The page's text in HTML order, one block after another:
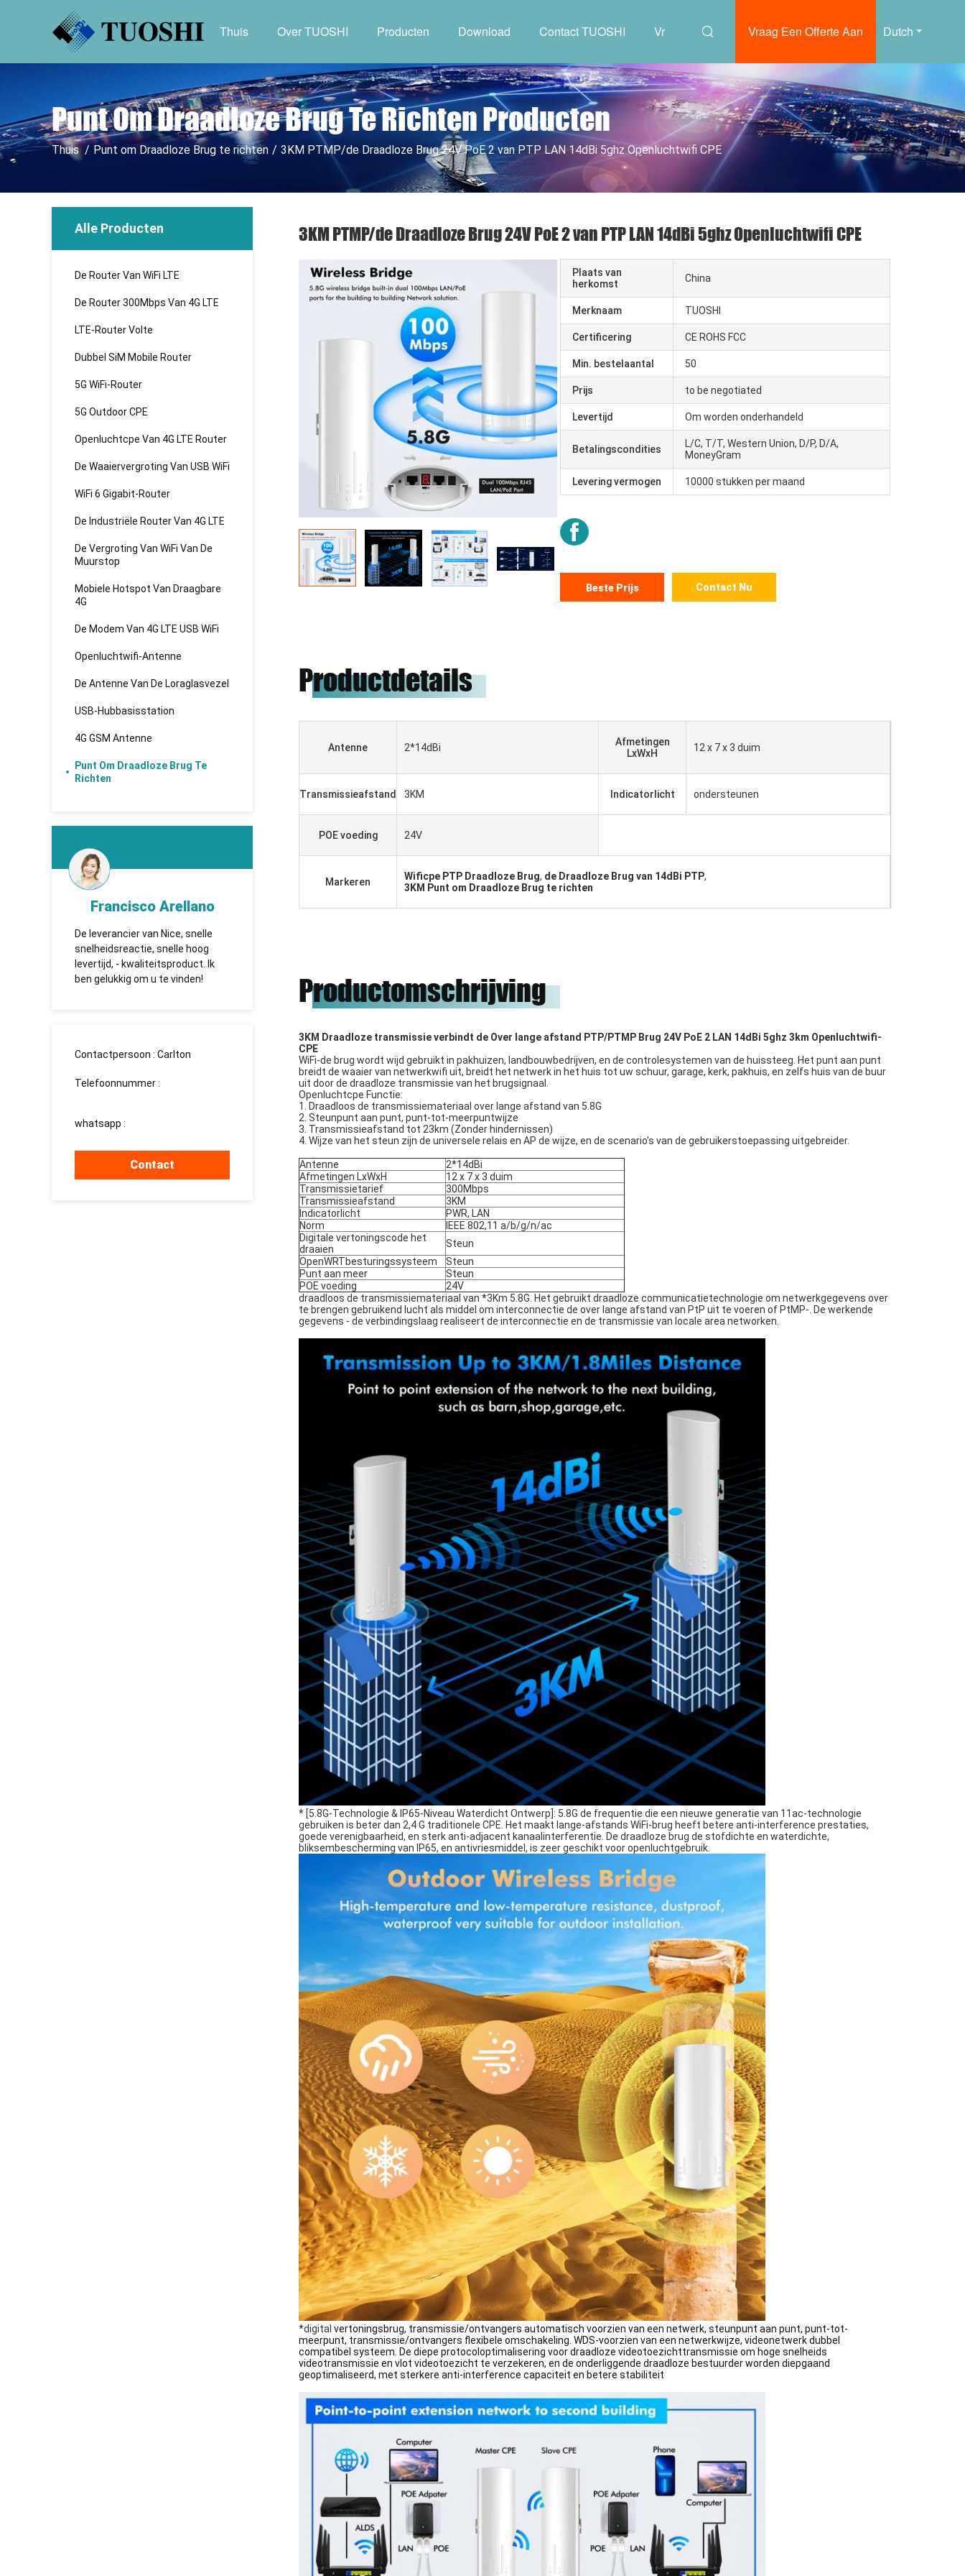
Dutch
Vraag Een Offerte Aan
Thuis Over TUOSHI Producten Download Contact TUOSHI Vr
Punt Om Draadloze Brug Te Richten Producten
Thuis / Punt om Draadloze Brug te richten / 3KM PTMP/de Draadloze Brug 24V PoE 2 van PTP LAN 14dBi 5ghz Openluchtwifi CPE
Alle Producten
De Router Van WiFi LTE
De Router 300Mbps Van 4G LTE
LTE-Router Volte
Dubbel SiM Mobile Router
5G WiFi-Router
5G Outdoor CPE
Openluchtcpe Van 4G LTE Router
De Waaiervergroting Van USB WiFi
WiFi 6 Gigabit-Router
De Industriële Router Van 4G LTE
De Vergroting Van WiFi Van De
Muurstop
Mobiele Hotspot Van Draagbare
4G
De Modem Van 4G LTE USB WiFi
Openluchtwifi-Antenne
De Antenne Van De Loraglasvezel
USB-Hubbasisstation
4G GSM Antenne
Punt Om Draadloze Brug Te
Richten
KHADBAATAR
TUOSHI - надежная компания,
которая впервые установила
сотрудничество и имеет
долгосрочное сотрудничество.
Gabriel Haddad
onze eer zijn om met hen te
werken.
Contactpersoon : Carlton
Telefoonnummer :
whatsapp :
Contact
3KM PTMP/de Draadloze Brug 24V PoE 2 van PTP LAN 14dBi 5ghz Openluchtwifi CPE
Plaats van
herkomst
China
Merknaam TUOSHI
Certificering CE ROHS FCC
Min. bestelaantal 50
Prijs to be negotiated
Levertijd Om worden onderhandeld
Betalingscondities
L/C, T/T, Western Union, D/P, D/A,
MoneyGram
Levering vermogen 10000 stukken per maand
Beste Prijs Contact Nu
Productdetails
Antenne 2*14dBi
Afmetingen
LxWxH
12 x 7 x 3 duim
Transmissieafstand 3KM Indicatorlicht ondersteunen
POE voeding 24V
Markeren Wificpe PTP Draadloze Brug, de Draadloze Brug van 14dBi PTP,
3KM Punt om Draadloze Brug te richten
Productomschrijving
3KM Draadloze transmissie verbindt de Over lange afstand PTP/PTMP Brug 24V PoE 2 LAN 14dBi 5ghz 3km Openluchtwifi-
CPE
WiFi-de brug wordt wijd gebruikt in pakhuizen, landbouwbedrijven, en de controlesystemen van de huissteeg. Het punt aan punt
breidt de waaier van netwerkwifi uit, breidt het netwerk in het huis tot uw schuur, garage, kerk, pakhuis, en zelfs huis van de buur
uit door de draadloze transmissie van het brugsignaal.
Openluchtcpe Functie:
1. Draadloos de transmissiemateriaal over lange afstand van 5.8G
2. Steunpunt aan punt, punt-tot-meerpuntwijze
3. Transmissieafstand tot 23km (Zonder hindernissen)
4. Wijze van het steun zijn de universele relais en AP de wijze, en de scenario's van de gebruikerstoepassing uitgebreider.
Antenne
2*14dBi
Afmetingen LxWxH
12 x 7 x 3 duim
Transmissietarief
300Mbps
Transmissieafstand
3KM
Indicatorlicht
PWR, LAN
Norm
IEEE 802,11 a/b/g/n/ac
Digitale vertoningscode het
draaien
Steun
OpenWRTbesturingssysteem
Steun
Punt aan meer
Steun
POE voeding
24V
draadloos de transmissiemateriaal van *3Km 5.8G. Het gebruikt draadloze communicatietechnologie om netwerkgegevens over
te brengen gebruikend lucht als middel om interconnectie de over lange afstand van PtP uit te voeren of PtMP-. De werkende
gegevens - de verbindingslaag realiseert de interconnectie en de transmissie van locale area networken.
* [5.8G-Technologie & IP65-Niveau Waterdicht Ontwerp]: 5.8G de frequentie die een nieuwe generatie van 11ac-technologie
gebruiken is beter dan 2,4 G traditionele CPE. Het maakt lange-afstands WiFi-brug heeft betere anti-interference prestaties,
goede verenigbaarheid, en sterk anti-adjacent kanaalinterferentie. De draadloze brug de stofdichte en waterdichte,
bliksembescherming van IP65, en antivriesmiddel, is zeer geschikt voor openluchtgebruik.
*digital vertoningsbrug, transmissie/ontvangers automatisch voorzien van een netwerk, steunpunt aan punt, punt-tot-
meerpunt, transmissie/ontvangers flexibele omschakeling. WDS-voorzien van een netwerkwijze, videonetwerk dubbel
compatibel systeem. De diepe protocoloptimalisering voor draadloze videotoezichttransmissie om hoge snelheids
videotransmissie en vlot videotoezicht te verzekeren, en de onderliggende draadloze bestuurder worden diepgaand
geoptimaliseerd, met sterkere anti-interference capaciteit en betere stabiliteit